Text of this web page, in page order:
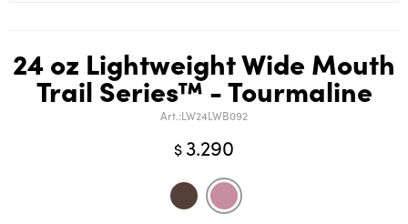
24 oz Lightweight Wide Mouth
Trail Series™ - Tourmaline
LW24LWB092
$ 3.290